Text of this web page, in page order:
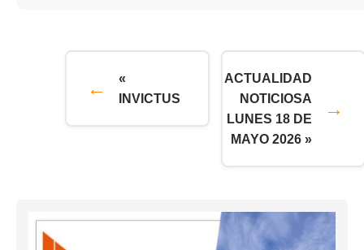
«
INVICTUS
ACTUALIDAD
NOTICIOSA
LUNES 18 DE
MAYO 2026 »